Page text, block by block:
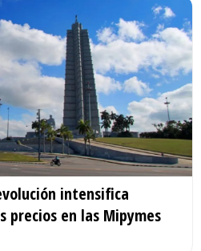
intensifica
precios en las Mipymes